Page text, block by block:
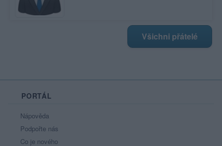
Všichni přátelé
PORTÁL
Nápověda
Podpořte nás
Co je nového